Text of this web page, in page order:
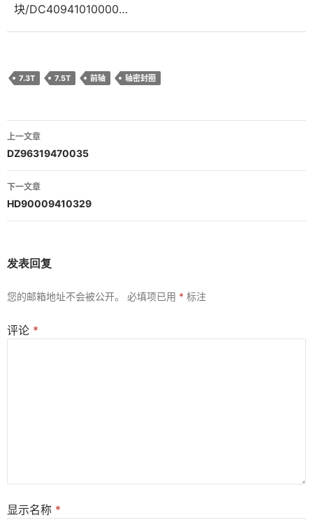
块/DC40941010000…
7.3T 7.5T 前轴 轴密封圈
文
章
导
航
上一文章
DZ96319470035
下一文章
HD90009410329
发表回复
您的邮箱地址不会被公开。 必填项已用 * 标注
评论 *
显示名称 *